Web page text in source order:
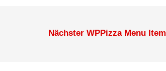
Nächster WPPizza Menu Item